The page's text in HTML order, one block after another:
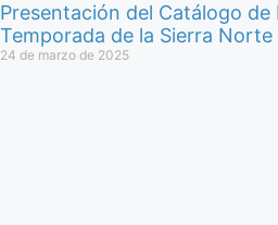
Presentación del Catálogo
Temporada de la Sierra Norte
24 de marzo de 2025